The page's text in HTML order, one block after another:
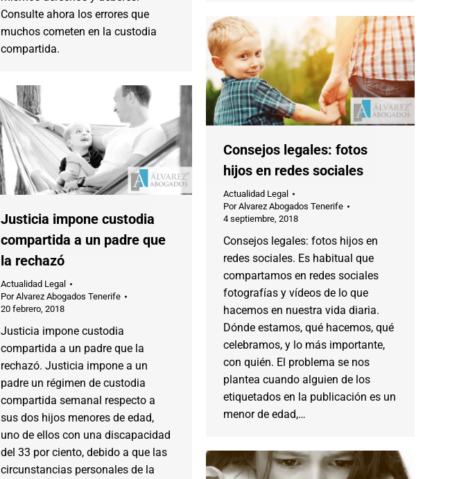
Consulte ahora los errores que
muchos cometen en la custodia
compartida.
Consejos legales: fotos
hijos en redes sociales
Actualidad Legal
PorAlvarez Abogados Tenerife
4 septiembre, 2018
Consejos legales: fotos hijos en
redes sociales. Es habitual que
compartamos en redes sociales
fotografías y vídeos de lo que
hacemos en nuestra vida diaria.
Dónde estamos, qué hacemos, qué
celebramos, y lo más importante,
con quién. El problema se nos
plantea cuando alguien de los
etiquetados en la publicación es un
menor de edad,…
Justicia impone custodia
compartida a un padre que
la rechazó
Actualidad Legal
PorAlvarez Abogados Tenerife
20 febrero, 2018
Justicia impone custodia
compartida a un padre que la
rechazó. Justicia impone a un
padre un régimen de custodia
compartida semanal respecto a
sus dos hijos menores de edad,
uno de ellos con una discapacidad
del 33 por ciento, debido a que las
circunstancias personales de la